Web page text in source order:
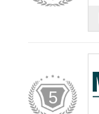
5